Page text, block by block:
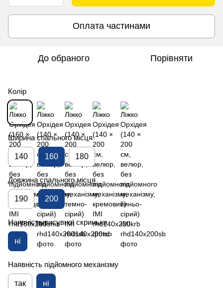
Оплата частинами
До обраного Порівняти
Колір
Ширина спального місця
140 160 180
Довжина спального місця
190 200
Наявність висувної скриньки
ні
Наявність підйомного механізму
так ні